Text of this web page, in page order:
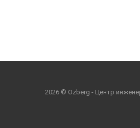
2026 © Ozberg - Центр